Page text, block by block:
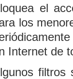
el
los
Internet de
filtros